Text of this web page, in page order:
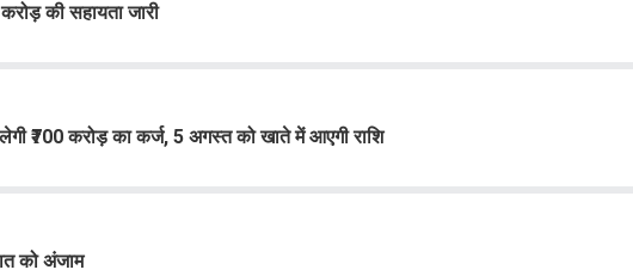
की सहायता जारी
₹700 करोड़ का कर्ज, 5 अगस्त को खाते में आएगी राशि
को अंजाम